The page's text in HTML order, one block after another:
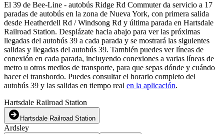
El 39 de Bee-Line - autobús Ridge Rd Commuter da servicio a 17
paradas de autobús en la zona de Nueva York, con primera salida
desde Heatherdell Rd / Windsong Rd y última parada en Hartsdale
Railroad Station. Desplázate hacia abajo para ver las próximas
llegadas del autobús 39 a cada parada y se mostrará las siguientes
salidas y llegadas del autobús 39. También puedes ver líneas de
conexión en cada parada, incluyendo conexiones a varias líneas de
metro u otros medios de transporte, para que sepas dónde y cuándo
hacer el transbordo. Puedes consultar el horario completo del
autobús 39 y las salidas en tiempo real en la aplicación.
Hartsdale Railroad Station
Hartsdale Railroad Station
Ardsley